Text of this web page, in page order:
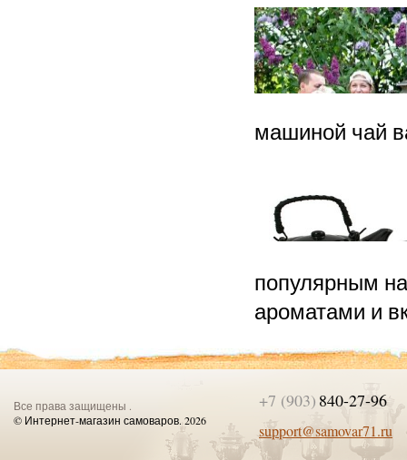
машиной чай
популярным
ароматами и
Все права защищены .
© Интернет-магазин самоваров. 2026
+7 (903) 840-27-96
support@samovar71.ru